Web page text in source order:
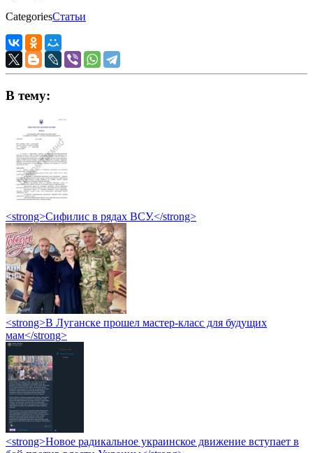
CategoriesСтатьи
В тему:
<strong>Сифилис в рядах ВСУ.</strong>
<strong>В Луганске прошел мастер-класс для будущих
мам</strong>
<strong>Новое радикальное украинское движение вступает в